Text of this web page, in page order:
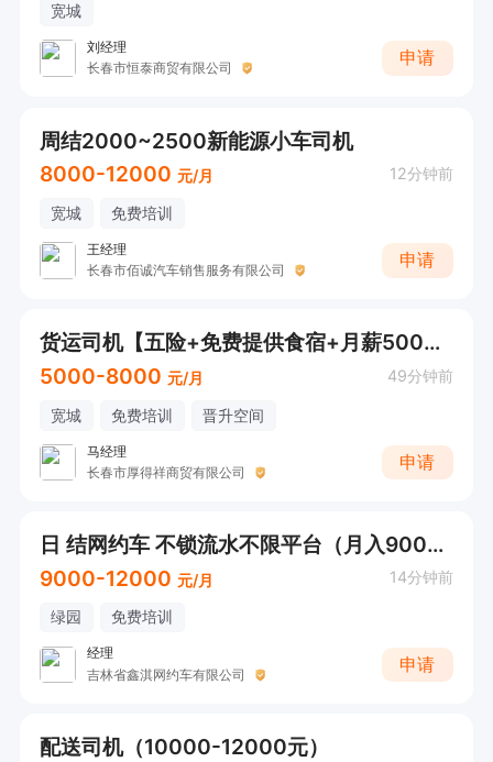
宽城
刘经理
长春市恒泰商贸有限公司
申请
周结2000~2500新能源小车司机
8000-12000 元/月 12分钟前
宽城 免费培训
王经理
长春市佰诚汽车销售服务有限公司
申请
货运司机【五险+免费提供食宿+月薪5000+】感兴趣可直接电话联系
5000-8000 元/月 49分钟前
宽城 免费培训 晋升空间
马经理
长春市厚得祥商贸有限公司
申请
日 结网约车 不锁流水不限平台（月入9000-12000+多种车型任选）
9000-12000 元/月 14分钟前
绿园 免费培训
经理
吉林省鑫淇网约车有限公司
申请
配送司机（10000-12000元）